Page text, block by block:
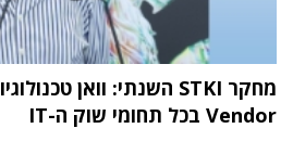
Vendor בכל תחומי שוק ה-IT